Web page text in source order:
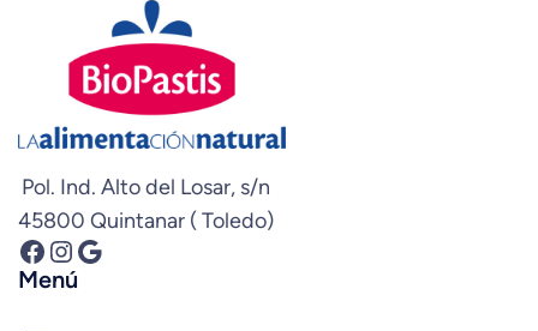
Pol. Ind. Alto del Losar, s/n
45800 Quintanar ( Toledo)
Facebook InstagramGoogle
Menú